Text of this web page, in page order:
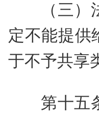
（三
定不能提供
于不予共享
第十五